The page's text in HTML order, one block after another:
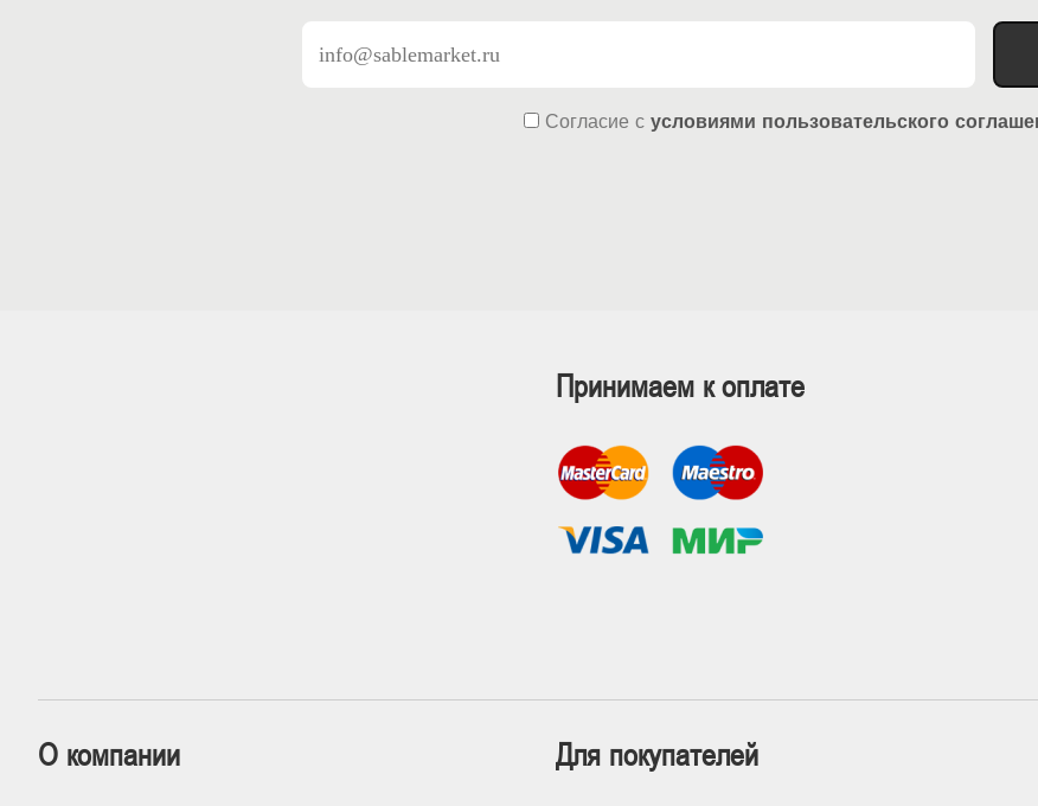
Согласие с условиями пользовательского
Принимаем к оплате
О компании Для покупателей